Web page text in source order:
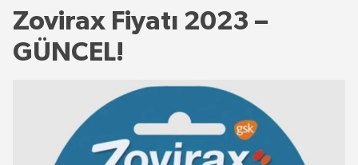
Zovirax Fiyatı 2023 –
GÜNCEL!